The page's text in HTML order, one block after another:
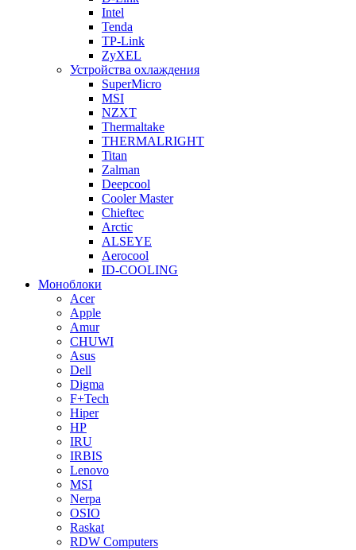
Intel
Tenda
TP-Link
ZyXEL
Устройства охлаждения
SuperMicro
MSI
NZXT
Thermaltake
THERMALRIGHT
Titan
Zalman
Deepcool
Cooler Master
Chieftec
Arctic
ALSEYE
Aerocool
ID-COOLING
Моноблоки
Acer
Apple
Amur
CHUWI
Asus
Dell
Digma
F+Tech
Hiper
HP
IRU
IRBIS
Lenovo
MSI
Nerpa
OSIO
Raskat
RDW Computers